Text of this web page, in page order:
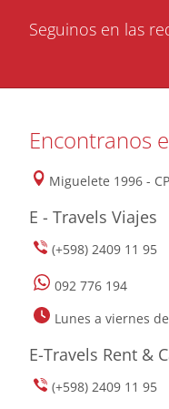
Seguinos en las
Encontranos
Miguelete 1996 -
E - Travels Viajes
(+598) 2409 11 95
092 776 194
Lunes a viernes
E-Travels Rent &
(+598) 2409 11 95